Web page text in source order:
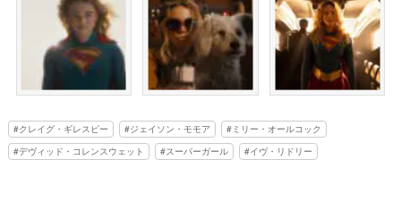
クレイグ・ギレスピー ジェイソン・モモア
ミリー・オールコック
デヴィッド・コレンスウェット
スーパーガール イヴ・リドリー